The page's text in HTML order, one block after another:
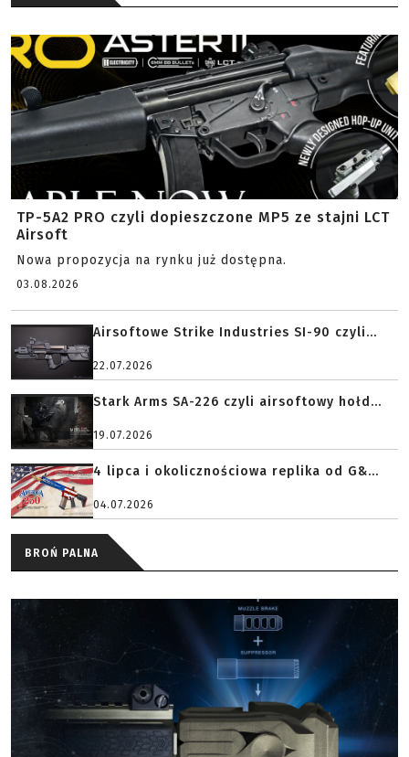
TP-5A2 PRO czyli dopieszczone MP5 ze stajni LCT
Airsoft
Nowa propozycja na rynku już dostępna.
03.08.2026
Airsoftowe Strike Industries SI-90 czyli...
22.07.2026
Stark Arms SA-226 czyli airsoftowy hołd...
19.07.2026
4 lipca i okolicznościowa replika od G&...
04.07.2026
BROŃ PALNA